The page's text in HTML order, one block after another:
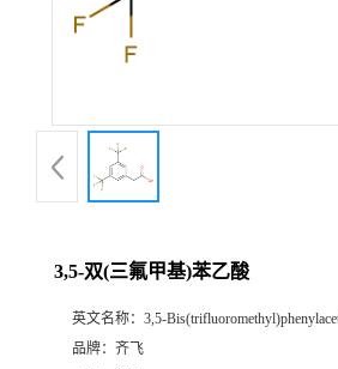
联
系
3,5-双(三氟甲基)苯乙酸
英文名称： 3,5-
品牌： 齐飞